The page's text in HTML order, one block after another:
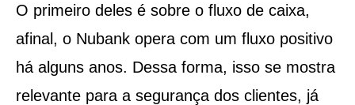
O primeiro deles é sobre o fluxo de caixa,
afinal, o Nubank opera com um fluxo positivo
há alguns anos. Dessa forma, isso se mostra
relevante para a segurança dos clientes, já